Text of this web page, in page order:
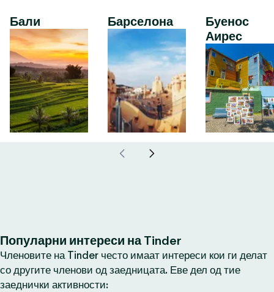
Бали Барселона
Буенос
Аирес
Популарни интереси на Tinder
Членовите на Tinder често имаат интереси кои ги делат
со другите членови од заедницата. Еве дел од тие
заеднички активности: